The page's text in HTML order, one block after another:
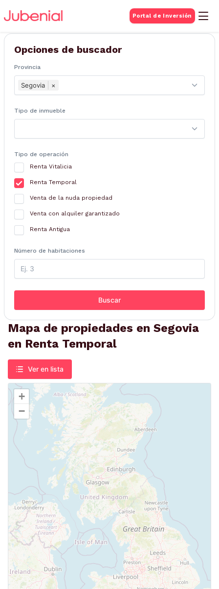
Portal de Inversión
BUSQUEDA DE
Inmuebles
Opciones de buscador
Provincia
Segovia ×
Tipo de inmueble
Tipo de operación
Renta Vitalicia
Renta Temporal
Venta de la nuda propiedad
Venta con alquiler garantizado
Renta Antigua
Número de habitaciones
Buscar
Mapa de propiedades en Segovia
en Renta Temporal
Ver en lista
+
−